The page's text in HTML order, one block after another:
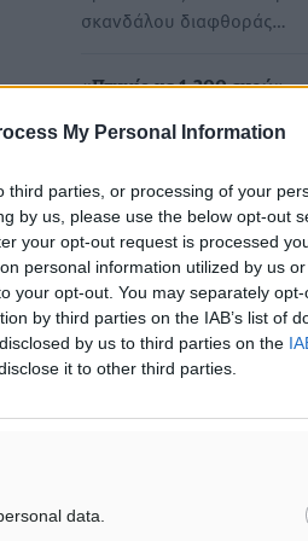
My Personal Information
parties, or processing of your
by us, please use the below opt-out
your opt-out request is processed
personal information utilized by us
your opt-out. You may separately
by third parties on the IAB’s list of
by us to third parties on the
it to other third parties.
data.
σκανδάλου διαφθοράς…
«Πτυχίο με 1.200 ευρώ»:
ειδική σύμβουλο του
Συνομιλίες ντοκουμέντο •
«Παράπλευρες απώλειες»
έρευνας των
ΕΛ.ΑΣ. •…
Αντιδράσεις δικηγόρων στην
Αντιδράσεις δικηγόρων
εντολή Κλάπα για